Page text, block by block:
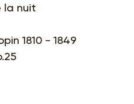
la nuit
1810 - 1849